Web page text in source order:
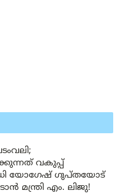
വകുപ്പ്
യോഗേഷ് ഗുപ്തയോട്
മന്ത്രി എം. ലിജു!